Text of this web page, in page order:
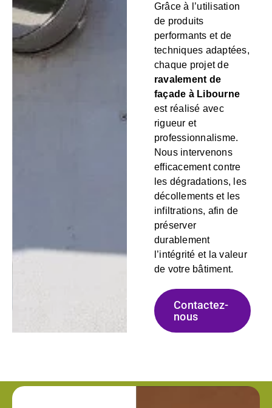
Grâce à l’utilisation
de produits
performants et de
techniques adaptées,
chaque projet de
ravalement de
façade à Libourne
est réalisé avec
rigueur et
professionnalisme.
Nous intervenons
efficacement contre
les dégradations, les
décollements et les
infiltrations, afin de
préserver
durablement
l’intégrité et la valeur
de votre bâtiment.
Contactez-
nous